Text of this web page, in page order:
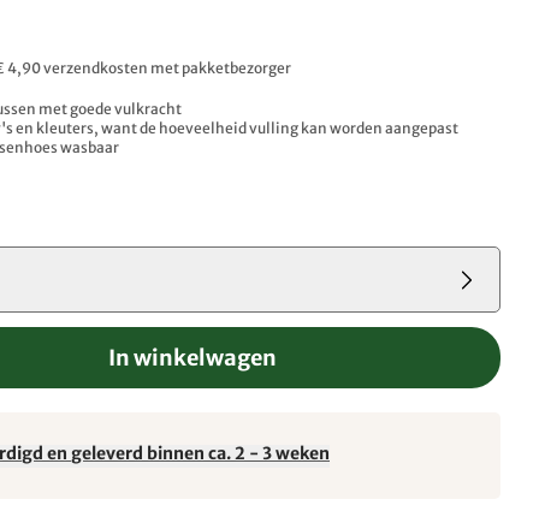
4,90 verzendkosten met pakketbezorger
met goede vulkracht
en kleuters, want de hoeveelheid vulling kan worden aangepast
wasbaar
In winkelwagen
en geleverd binnen ca. 2 - 3 weken